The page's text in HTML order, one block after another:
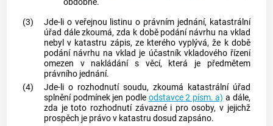
obdobně.
(3)
Jde-li o veřejnou listinu o právním jednání, katastrální
úřad dále zkoumá, zda k době podání návrhu na vklad
nebyl v katastru zápis, ze kterého vyplývá, že k době
podání návrhu na vklad je účastník vkladového řízení
omezen v nakládání s věcí, která je předmětem
právního jednání.
(4)
Jde-li o rozhodnutí soudu, zkoumá katastrální úřad
splnění podmínek jen podle odstavce 2 písm. a) a dále,
zda je toto rozhodnutí závazné i pro osoby, v jejichž
prospěch je právo v katastru dosud zapsáno.